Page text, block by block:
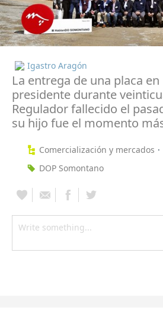
Igastro Aragón
La entrega de una placa
presidente durante
Regulador fallecido el
su hijo fue el momento
Comercialización y mercados
DOP Somontano